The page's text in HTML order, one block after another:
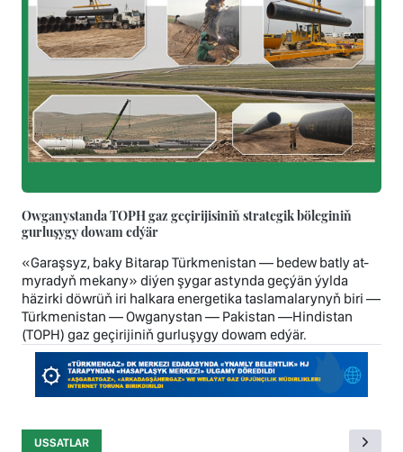
Owganystanda TOPH gaz geçirijisiniň strategik böleginiň
gurluşygy dowam edýär
«Garaşsyz, baky Bitarap Türkmenistan — bedew batly at-
myradyň mekany» diýen şygar astynda geçýän ýylda
häzirki döwrüň iri halkara energetika taslamalarynyň biri —
Türkmenistan — Owganystan — Pakistan —Hindistan
(TOPH) gaz geçirijiniň gurluşygy dowam edýär.
USSATLAR